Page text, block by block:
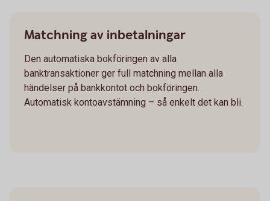
Matchning av inbetalningar
Den automatiska bokföringen av alla
banktransaktioner ger full matchning mellan alla
händelser på bankkontot och bokföringen.
Automatisk kontoavstämning – så enkelt det kan bli.